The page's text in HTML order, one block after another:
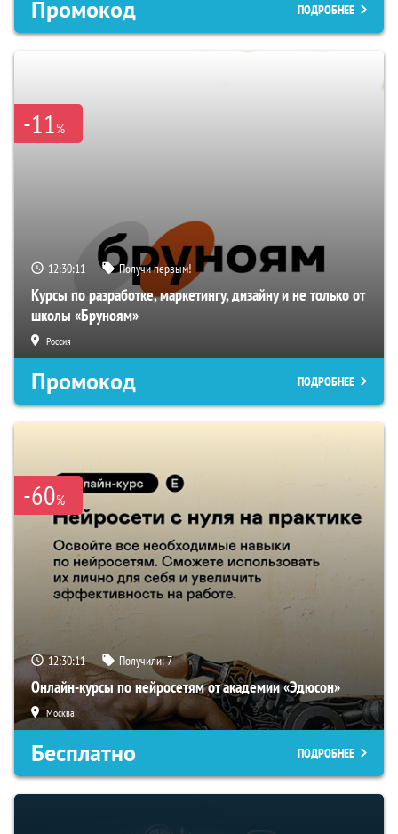
Промокод ПОДРОБНЕЕ
-11%
12:30:09 Получи первым!
Курсы по разработке, маркетингу, дизайну и не только от
школы «Бруноям»
Россия
Промокод ПОДРОБНЕЕ
-60%
12:30:09 Получили:7
Онлайн-курсы по нейросетям от академии «Эдюсон»
Москва
Бесплатно ПОДРОБНЕЕ